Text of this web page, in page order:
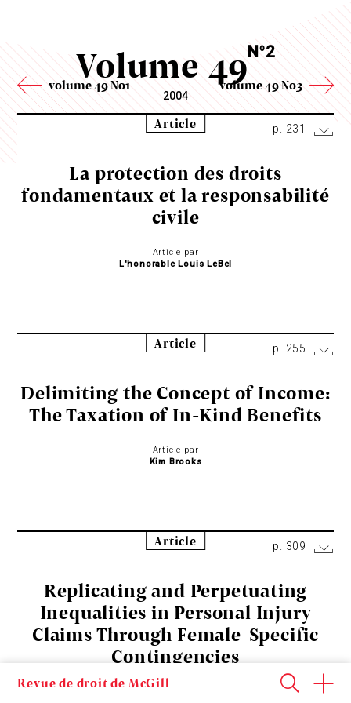
Revue de droit de McGill
volume 49 No1 volume 49 No3
Volume 49No2
2004
Article p. 231
La protection des droits
fondamentaux et la responsabilité
civile
Article par
L'honorable Louis LeBel
Article p. 255
Delimiting the Concept of Income:
The Taxation of In-Kind Benefits
Article par
Kim Brooks
Article p. 309
Replicating and Perpetuating
Inequalities in Personal Injury
Claims Through Female-Specific
Contingencies